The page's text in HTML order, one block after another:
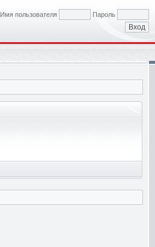
Имя пользователя Пароль